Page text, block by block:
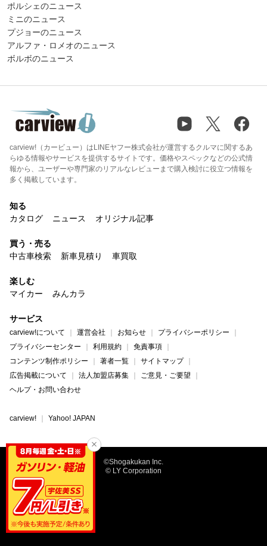
ポルシェのニュース
ミニのニュース
プジョーのニュース
アルファ・ロメオのニュース
ボルボのニュース
carview!（カービュー）はLINEヤフー株式会社が運営するクルマに関するあ
らゆる情報やサービスを提供するサイトです。価格やスペックなどの公式情
報から、ユーザーや専門家のリアルなレビューまで購入検討に役立つ情報を
多く掲載しています。
知る
カタログ
ニュース オリジナル記事
買う・売る
中古車検索
新車見積り 車買取
楽しむ
マイカー
みんカラ
サービス
carview!について 運営会社 お知らせ
プライバシーポリシー
プライバシーセンター
利用規約
免責事項
コンテンツ制作ポリシー
著者一覧
サイトマップ
広告掲載について
法人加盟店募集
ご意見・ご要望
ヘルプ・お問い合わせ
carview! Yahoo! JAPAN
©Shogakukan Inc.
© LY Corporation